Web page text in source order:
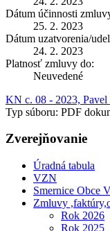
Dátum účinnosti
25. 2. 2023
Dátum uzatvorenia/
24. 2. 2023
Platnosť zmluvy do:
Neuvedené
KN c. 08 - 2023,
Typ súboru: PDF
Zverejňovanie
Úradná tabula
VZN
Smernice Obce
Zmluvy
Rok 2026
Rok 2025